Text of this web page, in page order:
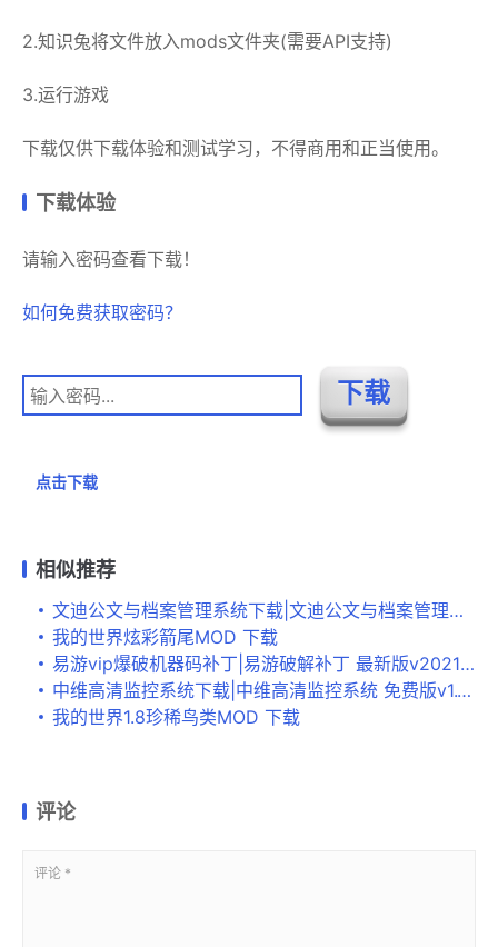
2.知识兔将文件放入mods文件夹(需要API支持)
3.运行游戏
下载仅供下载体验和测试学习，不得商用和正当使用。
下载体验
请输入密码查看下载！
如何免费获取密码？
点击下载
相似推荐
文迪公文与档案管理系统下载|文迪公文与档案管理软件 官方最新版v6.0.0.0下载
我的世界炫彩箭尾MOD 下载
易游vip爆破机器码补丁|易游破解补丁 最新版v2021下载
中维高清监控系统下载|中维高清监控系统 免费版v1.10.0.104下载
我的世界1.8珍稀鸟类MOD 下载
评论